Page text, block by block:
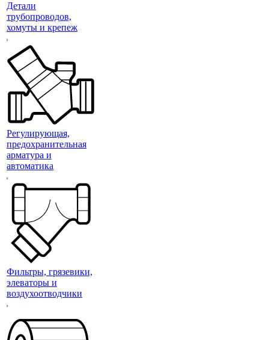
Детали
трубопроводов,
хомуты и крепеж
Регулирующая,
предохранительная
арматура и
автоматика
Фильтры, грязевики,
элеваторы и
воздухоотводчики